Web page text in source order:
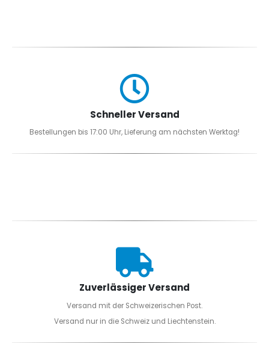
Schneller Versand
Bestellungen bis 17:00 Uhr, Lieferung am nächsten Werktag!
Zuverlässiger Versand
Versand mit der Schweizerischen Post.
Versand nur in die Schweiz und Liechtenstein.